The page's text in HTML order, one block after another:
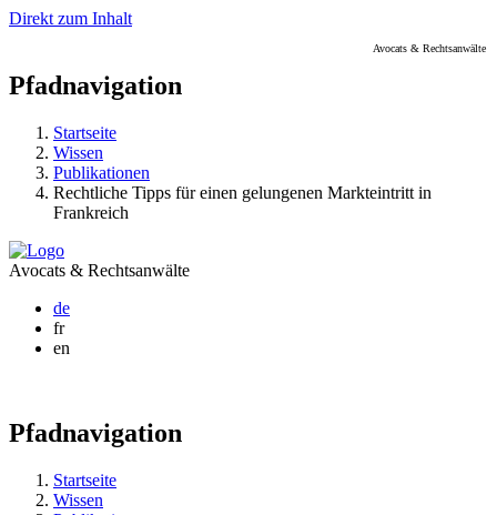
Direkt zum Inhalt
Avocats & Rechtsanwälte
Pfadnavigation
Startseite
Wissen
Publikationen
Rechtliche Tipps für einen gelungenen Markteintritt in
Frankreich
Avocats & Rechtsanwälte
de
fr
en
Pfadnavigation
Startseite
Wissen